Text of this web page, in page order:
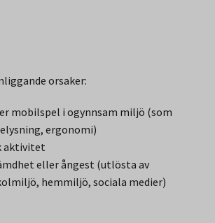
orsaker:
mobilspel i ogynnsam miljö (som
ergonomi)
aktivitet
eller ångest (utlösta av
hemmiljö, sociala medier)